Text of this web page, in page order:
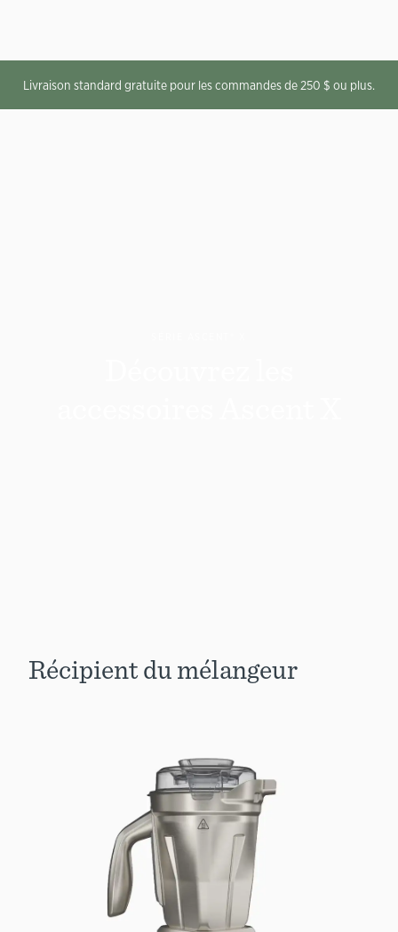
Livraison standard gratuite pour les commandes de 250 $ ou plus.
Récipient du mélangeur